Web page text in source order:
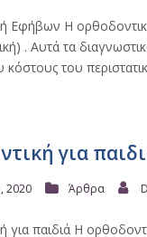
Εφήβων Η
. Αυτά τα
κόστους του
για
2020 Άρθρα
για παιδιά Η